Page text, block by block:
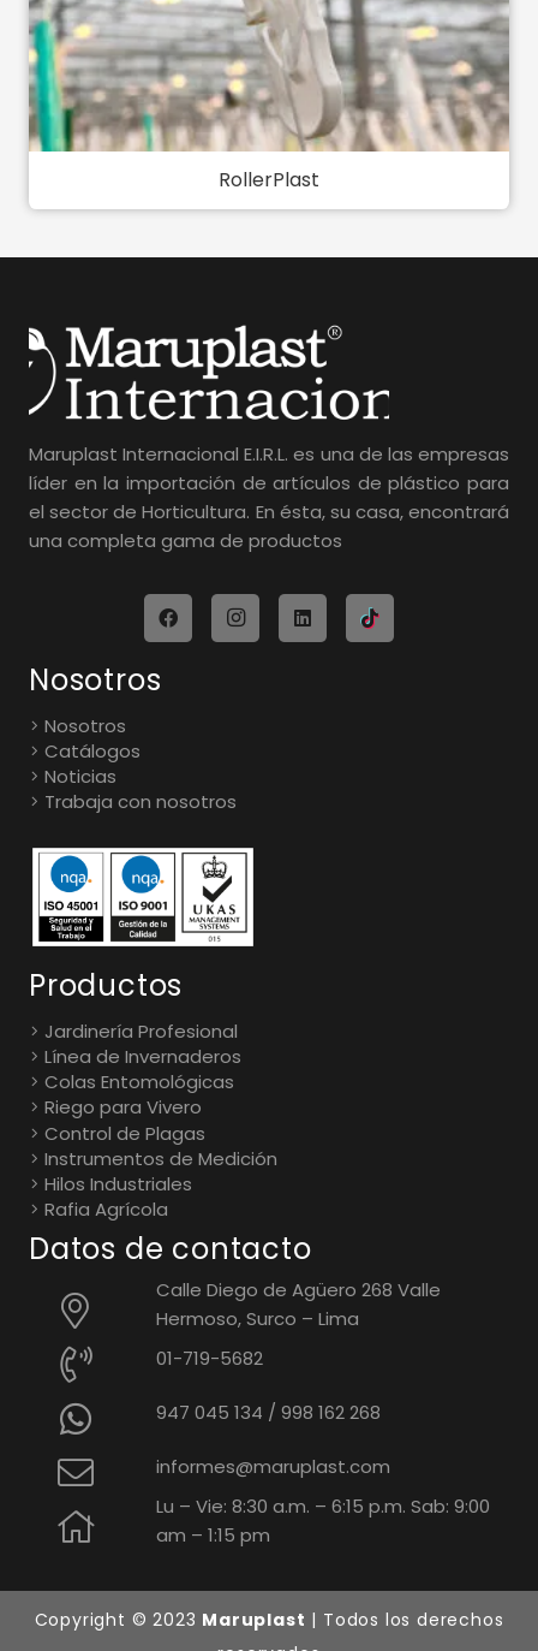
RollerPlast
Maruplast Internacional E.I.R.L. es una de las empresas
líder en la importación de artículos de plástico para
el sector de Horticultura. En ésta, su casa, encontrará
una completa gama de productos
Nosotros
Nosotros
Catálogos
Noticias
Trabaja con nosotros
Productos
Jardinería Profesional
Línea de Invernaderos
Colas Entomológicas
Riego para Vivero
Control de Plagas
Instrumentos de Medición
Hilos Industriales
Rafia Agrícola
Datos de contacto
Calle Diego de Agüero 268 Valle
Hermoso, Surco – Lima
01-719-5682
947 045 134 / 998 162 268
informes@maruplast.com
Lu – Vie: 8:30 a.m. – 6:15 p.m. Sab: 9:00
am – 1:15 pm
Copyright © 2023 Maruplast | Todos los derechos